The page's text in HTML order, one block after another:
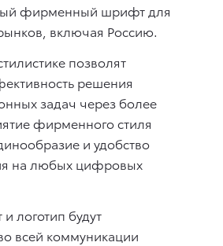
фирменный шрифт для
включая Россию.
позволят
решения
задач через более
фирменного стиля
и удобство
на любых цифровых
логотип будут
всей коммуникации